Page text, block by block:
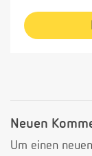
Neuen
Um einen